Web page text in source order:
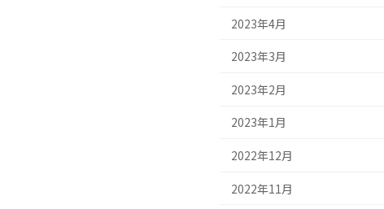
2023年4月
2023年3月
2023年2月
2023年1月
2022年12月
2022年11月